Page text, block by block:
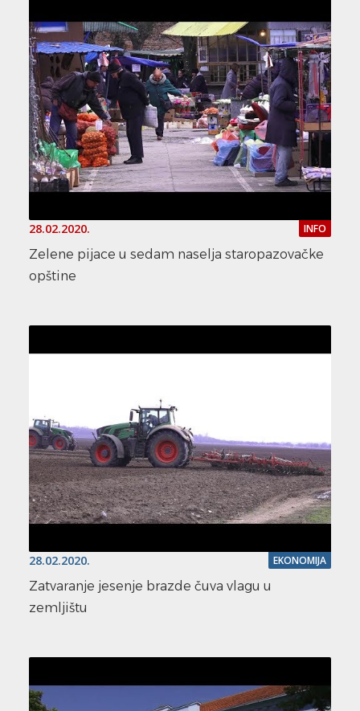
28.02.2020. INFO
Zelene pijace u sedam naselja staropazovačke
opštine
28.02.2020. EKONOMIJA
Zatvaranje jesenje brazde čuva vlagu u
zemljištu